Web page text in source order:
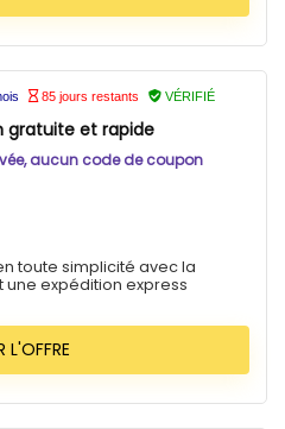
85 jours restants VÉRIFIÉ
gratuite et rapide
aucun code de coupon
toute simplicité avec la
expédition express
L'OFFRE